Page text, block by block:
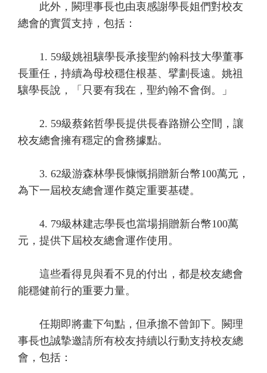
此外，闕理事長也由衷感謝學長姐們對校友
總會的實質支持，包括：
1. 59級姚祖驤學長承接聖約翰科技大學董事
長重任，持續為母校穩住根基、擘劃長遠。姚祖
驤學長說，「只要有我在，聖約翰不會倒。」
2. 59級蔡銘哲學長提供長春路辦公空間，讓
校友總會擁有穩定的會務據點。
3. 62級游森林學長慷慨捐贈新台幣100萬元，
為下一屆校友總會運作奠定重要基礎。
4. 79級林建志學長也當場捐贈新台幣100萬
元，提供下屆校友總會運作使用。
這些看得見與看不見的付出，都是校友總會
能穩健前行的重要力量。
任期即將畫下句點，但承擔不曾卸下。闕理
事長也誠摯邀請所有校友持續以行動支持校友總
會，包括：